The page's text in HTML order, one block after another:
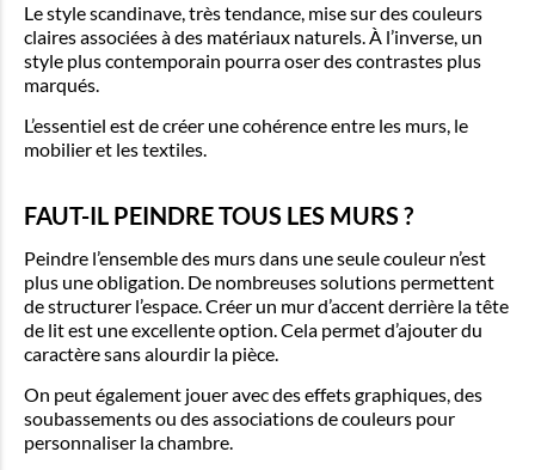
Le style scandinave, très tendance, mise sur des couleurs
claires associées à des matériaux naturels. À l’inverse, un
style plus contemporain pourra oser des contrastes plus
marqués.
L’essentiel est de créer une cohérence entre les murs, le
mobilier et les textiles.
FAUT-IL PEINDRE TOUS LES MURS ?
Peindre l’ensemble des murs dans une seule couleur n’est
plus une obligation. De nombreuses solutions permettent
de structurer l’espace. Créer un mur d’accent derrière la tête
de lit est une excellente option. Cela permet d’ajouter du
caractère sans alourdir la pièce.
On peut également jouer avec des effets graphiques, des
soubassements ou des associations de couleurs pour
personnaliser la chambre.